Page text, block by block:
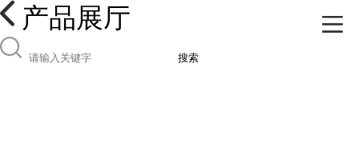
产品展厅
搜索